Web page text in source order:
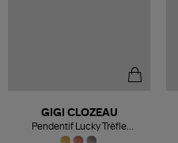
GIGI CLOZEAU
Pendentif Lucky Trèfle
Diamants Or